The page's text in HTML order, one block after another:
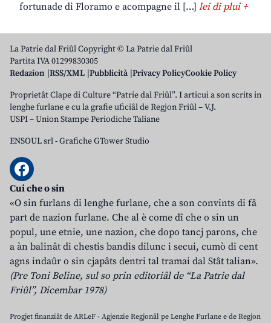
fortunade di Floramo e acompagne il […] lei di plui +
La Patrie dal Friûl Copyright © La Patrie dal Friûl
Partita IVA 01299830305
Redazion RSS/XML Pubblicità Privacy PolicyCookie Policy
Proprietât Clape di Culture “Patrie dal Friûl”. I articui a son scrits in
lenghe furlane e cu la grafie uficiâl de Regjon Friûl – V.J.
USPI – Union Stampe Periodiche Taliane
ENSOUL srl-Grafiche GTower Studio
Cui che o sin
«O sin furlans di lenghe furlane, che a son convints di fâ
part de nazion furlane. Che al è come dî che o sin un
popul, une etnie, une nazion, che dopo tancj parons, che
a àn balinât di chestis bandis dilunc i secui, cumò di cent
agns indaûr o sin cjapâts dentri tal tramai dal Stât talian».
(Pre Toni Beline, sul so prin editoriâl de “La Patrie dal
Friûl”, Dicembar 1978)
Progjet finanziât de ARLeF - Agjenzie Regjonâl pe Lenghe Furlane e de Regjon